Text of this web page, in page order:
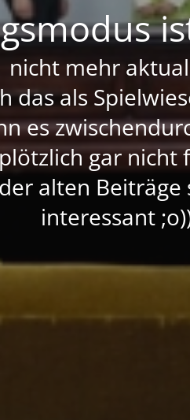
nicht mehr
als
es
gar
alten
interessant